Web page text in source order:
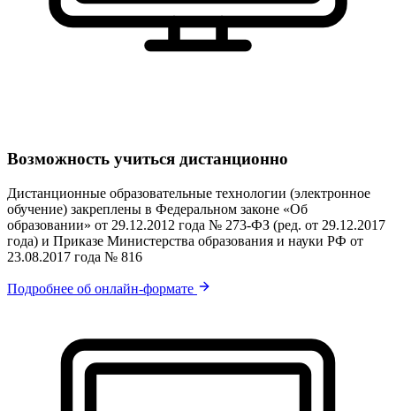
Возможность учиться дистанционно
Дистанционные образовательные технологии (электронное
обучение) закреплены в Федеральном законе «Об
образовании» от 29.12.2012 года № 273-ФЗ (ред. от 29.12.2017
года) и Приказе Министерства образования и науки РФ от
23.08.2017 года № 816
Подробнее об онлайн-формате